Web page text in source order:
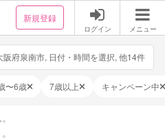
新規登録
ログイン メニュー
府泉南市, 日付・時間を選択, 他14件
〜6歳 7歳以上 キャンペーン中